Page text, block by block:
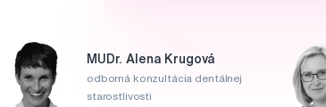
MUDr. Alena Krugová
odborná konzultácia dentálnej
starostlivosti